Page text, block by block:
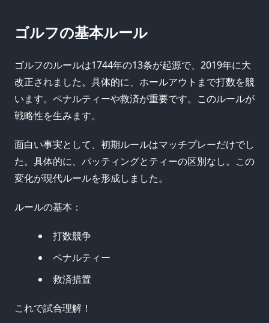
ゴルフの基本ルール
ゴルフのルールは1744年の13条が起源で、2019年に大
改正されました。具体的に、ホールアウトまで打数を競
います。ペナルティーや救済が重要です。このルールが
戦略性を生みます。
面白い事実として、初期ルールはマッチプレーだけでし
た。具体的に、パッティングとティーの区別なし。この
変化が現代ルールを形成しました。
ルールの基本：
打数競争
ペナルティー
救済措置
これで試合理解！